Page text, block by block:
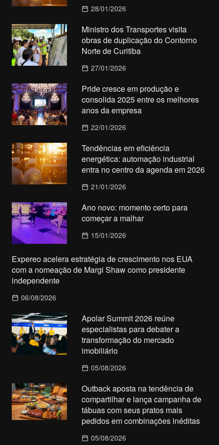
28/01/2026
Ministro dos Transportes visita
obras de duplicação do Contorno
Norte de Curitiba
27/01/2026
Pride cresce em produção e
consolida 2025 entre os melhores
anos da empresa
22/01/2026
Tendências em eficiência
energética: automação industrial
entra no centro da agenda em 2026
21/01/2026
Ano novo: momento certo para
começar a malhar
15/01/2026
Expereo acelera estratégia de crescimento nos EUA
com a nomeação de Margi Shaw como presidente
independente
06/08/2026
Apolar Summit 2026 reúne
especialistas para debater a
transformação do mercado
imobiliário
05/08/2026
Outback aposta na tendência de
compartilhar e lança campanha de
tábuas com seus pratos mais
pedidos em combinações inéditas
05/08/2026